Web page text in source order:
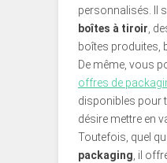
personnalisés. Il
boîtes à tiroir ,
boîtes produites,
De même, vous
offres de
disponibles pour
désire mettre en
Toutefois, quel
packaging , il